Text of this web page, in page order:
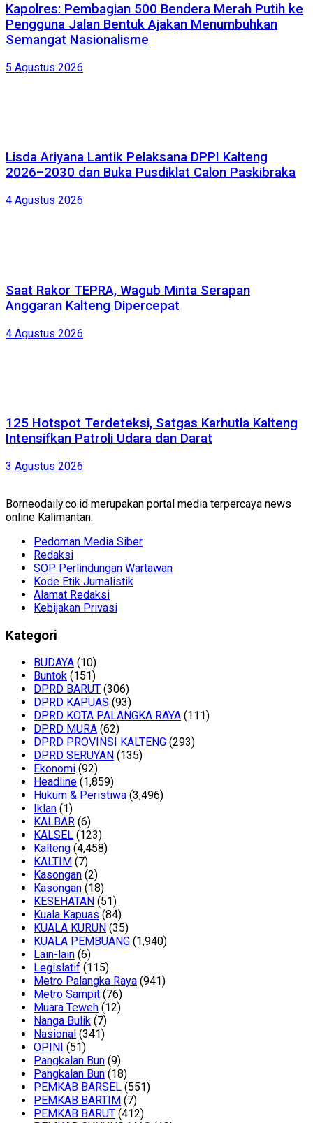
Kapolres: Pembagian 500 Bendera Merah Putih ke
Pengguna Jalan Bentuk Ajakan Menumbuhkan
Semangat Nasionalisme
5 Agustus 2026
Lisda Ariyana Lantik Pelaksana DPPI Kalteng
2026–2030 dan Buka Pusdiklat Calon Paskibraka
4 Agustus 2026
Saat Rakor TEPRA, Wagub Minta Serapan
Anggaran Kalteng Dipercepat
4 Agustus 2026
125 Hotspot Terdeteksi, Satgas Karhutla Kalteng
Intensifkan Patroli Udara dan Darat
3 Agustus 2026
Borneodaily.co.id merupakan portal media terpercaya news
online Kalimantan.
Pedoman Media Siber
Redaksi
SOP Perlindungan Wartawan
Kode Etik Jurnalistik
Alamat Redaksi
Kebijakan Privasi
Kategori
BUDAYA (10)
Buntok (151)
DPRD BARUT (306)
DPRD KAPUAS (93)
DPRD KOTA PALANGKA RAYA (111)
DPRD MURA (62)
DPRD PROVINSI KALTENG (293)
DPRD SERUYAN (135)
Ekonomi (92)
Headline (1,859)
Hukum & Peristiwa (3,496)
Iklan (1)
KALBAR (6)
KALSEL (123)
Kalteng (4,458)
KALTIM (7)
Kasongan (2)
Kasongan (18)
KESEHATAN (51)
Kuala Kapuas (84)
KUALA KURUN (35)
KUALA PEMBUANG (1,940)
Lain-lain (6)
Legislatif (115)
Metro Palangka Raya (941)
Metro Sampit (76)
Muara Teweh (12)
Nanga Bulik (7)
Nasional (341)
OPINI (51)
Pangkalan Bun (9)
Pangkalan Bun (18)
PEMKAB BARSEL (551)
PEMKAB BARTIM (7)
PEMKAB BARUT (412)